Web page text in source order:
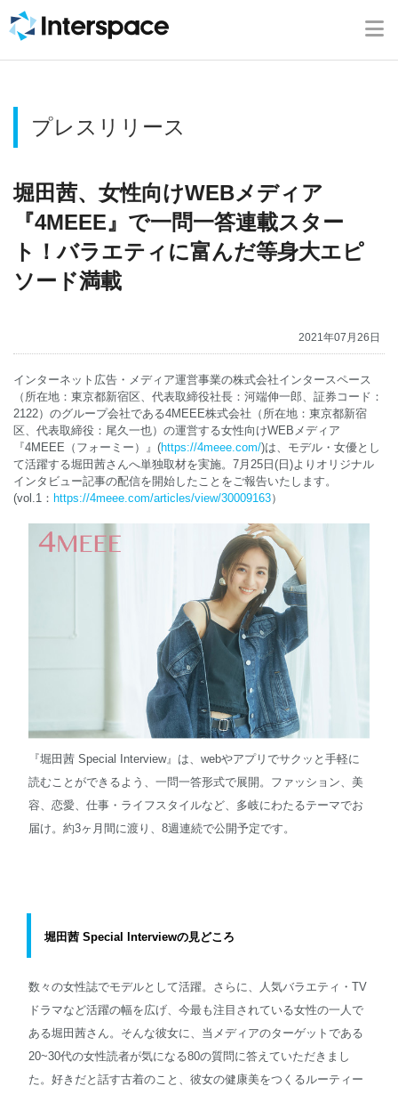
ホーム
事業内容
ニュース
IR情報
お問い合わせ
English
プレスリリース
堀田茜、女性向けWEBメディア
『4MEEE』で一問一答連載スター
ト！バラエティに富んだ等身大エピ
ソード満載
2021年07月26日
インターネット広告・メディア運営事業の株式会社インタースペース
（所在地：東京都新宿区、代表取締役社長：河端伸一郎、証券コード：
2122）のグループ会社である4MEEE株式会社（所在地：東京都新宿
区、代表取締役：尾久一也）の運営する女性向けWEBメディア
『4MEEE（フォーミー）』(https://4meee.com/)は、モデル・女優とし
て活躍する堀田茜さんへ単独取材を実施。7月25日(日)よりオリジナル
インタビュー記事の配信を開始したことをご報告いたします。
(vol.1： https://4meee.com/articles/view/30009163）
『堀田茜 Special Interview』は、webやアプリでサクッと手軽に
読むことができるよう、一問一答形式で展開。ファッション、美
容、恋愛、仕事・ライフスタイルなど、多岐にわたるテーマでお
届け。約3ヶ月間に渡り、8週連続で公開予定です。
堀田茜 Special lnterviewの見どころ
数々の女性誌でモデルとして活躍。さらに、人気バラエティ・TV
ドラマなど活躍の幅を広げ、今最も注目されている女性の一人で
ある堀田茜さん。そんな彼女に、当メディアのターゲットである
20~30代の女性読者が気になる80の質問に答えていただきまし
た。好きだと話す古着のこと、彼女の健康美をつくるルーティー